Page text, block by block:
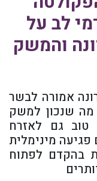
לב על
והמשק
אמורה לבשר
שנכון למשק
טוב גם לאזרח
מינימלית
בהקדם לפתוח